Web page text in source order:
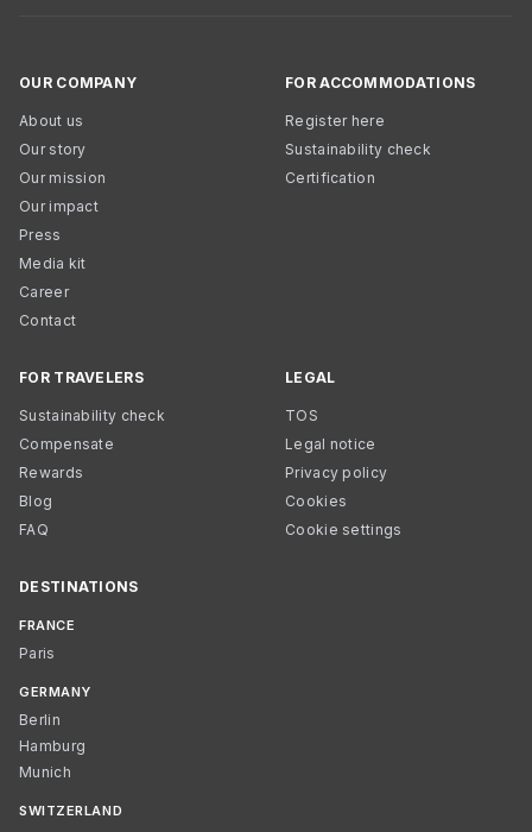
OUR COMPANY
About us
Our story
Our mission
Our impact
Press
Media kit
Career
Contact
FOR ACCOMMODATIONS
Register here
Sustainability check
Certification
FOR TRAVELERS
Sustainability check
Compensate
Rewards
Blog
FAQ
LEGAL
TOS
Legal notice
Privacy policy
Cookies
Cookie settings
DESTINATIONS
FRANCE
Paris
GERMANY
Berlin
Hamburg
Munich
SWITZERLAND